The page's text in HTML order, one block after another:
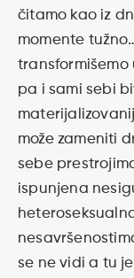
čitamo kao iz
momente
transformišemo
pa i sami sebi
može zameniti
sebe
ispunjena
se ne vidi a tu